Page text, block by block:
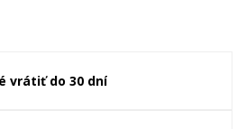
vrátiť do 30 dní